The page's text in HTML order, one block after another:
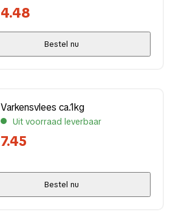
4.48
Bestel nu
Varkensvlees ca.1kg
Uit voorraad leverbaar
7.45
Bestel nu